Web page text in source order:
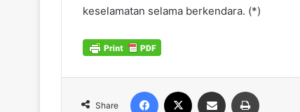
keselamatan selama berkendara. (*)
Share
Facebook Share via Email